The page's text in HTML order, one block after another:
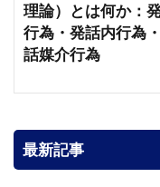
理論）とは何か：
行為・発話内行為
話媒介行為
最新記事